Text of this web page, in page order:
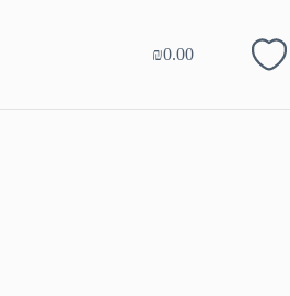
Shopping
₪0.00